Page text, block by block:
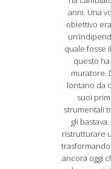
anni. Una
obiettivo
quale fosse
questo
muratore.
lontano da
suoi
strumentali
gli
ristrutturare
ancora oggi